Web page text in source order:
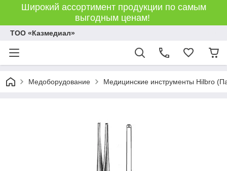
Широкий ассортимент продукции по самым
выгодным ценам!
ТОО «Казмедиал»
Медоборудование Медицинские инструменты Hilbro